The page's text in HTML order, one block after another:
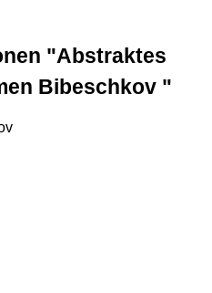
"Abstraktes
Bibeschkov "